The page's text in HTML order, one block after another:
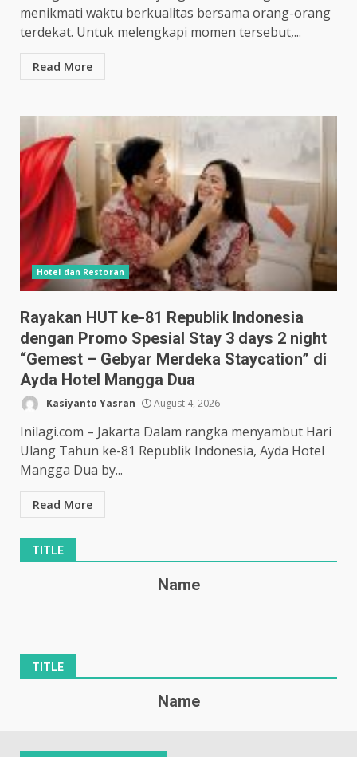
menikmati waktu berkualitas bersama orang-orang
terdekat. Untuk melengkapi momen tersebut,...
Read More
Hotel dan Restoran
Rayakan HUT ke-81 Republik Indonesia
dengan Promo Spesial Stay 3 days 2 night
“Gemest – Gebyar Merdeka Staycation” di
Ayda Hotel Mangga Dua
Kasiyanto Yasran August 4, 2026
Inilagi.com – Jakarta Dalam rangka menyambut Hari
Ulang Tahun ke-81 Republik Indonesia, Ayda Hotel
Mangga Dua by...
Read More
TITLE
Name
TITLE
Name